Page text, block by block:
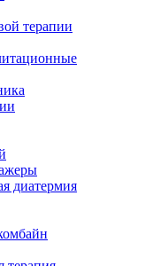
терапии
диатермия